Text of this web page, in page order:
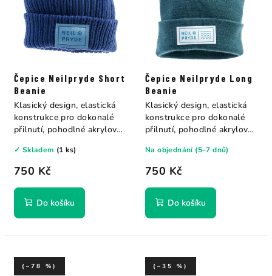
Čepice Neilpryde Short
Beanie
750 Kč
✓ Skladem (1 ks)
Do košíku
Klasický design, elastická
konstrukce pro dokonalé
přilnutí, pohodlné akrylové
Čepice Neilpryde Long
Beanie
750 Kč
Na objednání (5–7 dnů)
Do košíku
Klasický design, elastická
konstrukce pro dokonalé
přilnutí, pohodlné akrylové
(–78 %) (–35 %)